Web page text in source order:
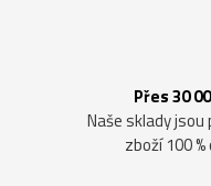
Přes 30
Naše sklady
zboží 100